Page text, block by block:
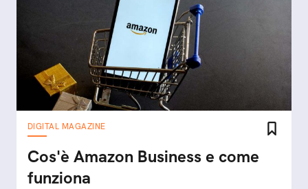
DIGITAL MAGAZINE
Cos'è Amazon Business e come
funziona